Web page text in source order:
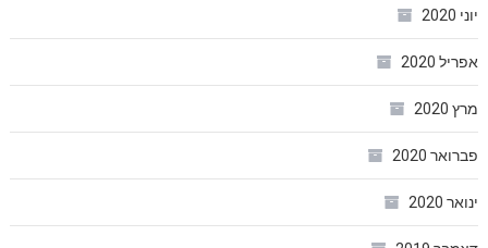
יוני 2020
אפריל 2020
מרץ 2020
פברואר 2020
ינואר 2020